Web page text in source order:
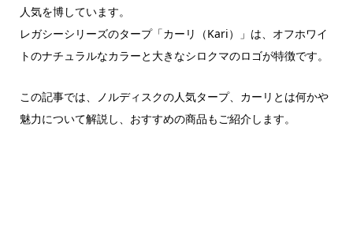
人気を博しています。
レガシーシリーズのタープ「カーリ（Kari）」は、オフホワイ
トのナチュラルなカラーと大きなシロクマのロゴが特徴です。
この記事では、ノルディスクの人気タープ、カーリとは何かや
魅力について解説し、おすすめの商品もご紹介します。